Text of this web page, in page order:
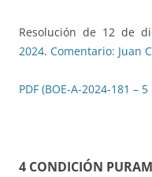
Resolución de 12 de
2024. Comentario: Juan
PDF (BOE-A-2024-181 –
4 CONDICIÓN